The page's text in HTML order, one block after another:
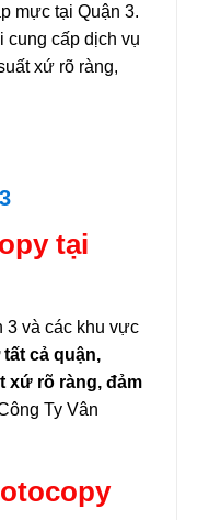
mực tại Quận 3.
cung cấp dịch vụ
xứ rõ ràng,
tại
3 và các khu vực
cả quận,
xứ rõ ràng, đảm
Ty Vân